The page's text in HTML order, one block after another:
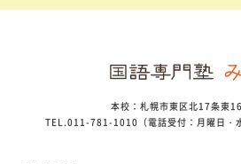
本校：札幌市東区北17条東
TEL.011-781-1010（電話受付：月曜日・